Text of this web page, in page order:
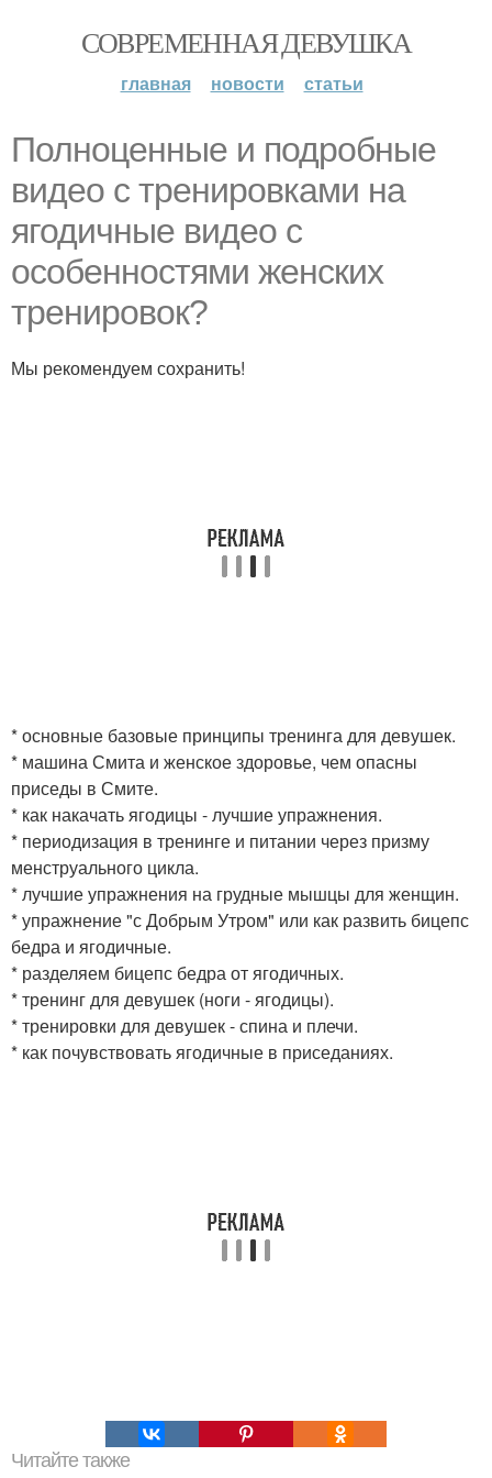
СОВРЕМЕННАЯ ДЕВУШКА
главная новости статьи
Полноценные и подробные
видео с тренировками на
ягодичные видео с
особенностями женских
тренировок?
Мы рекомендуем сохранить!
* основные базовые принципы тренинга для девушек.
* машина Смита и женское здоровье, чем опасны
приседы в Смите.
* как накачать ягодицы - лучшие упражнения.
* периодизация в тренинге и питании через призму
менструального цикла.
* лучшие упражнения на грудные мышцы для женщин.
* упражнение "с Добрым Утром" или как развить бицепс
бедра и ягодичные.
* разделяем бицепс бедра от ягодичных.
* тренинг для девушек (ноги - ягодицы).
* тренировки для девушек - спина и плечи.
* как почувствовать ягодичные в приседаниях.
Читайте также